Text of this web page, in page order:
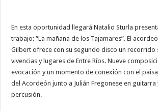
En esta oportunidad llegará Natalio Sturla
trabajo: “La mañana de los Tajamares”. El
Gilbert ofrece con su segundo disco un
vivencias y lugares de Entre Ríos. Nueve
evocación y un momento de conexión con el
del Acordeón junto a Julián Fregonese en guitarra
percusión.